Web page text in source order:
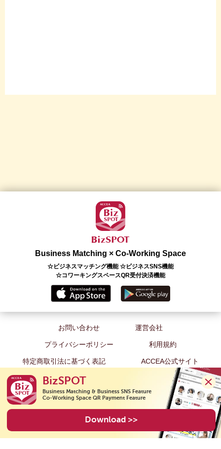
Business Matching × Co-Working Space
☆ビジネスマッチング機能 ☆ビジネスSNS機能
☆コワーキングスペースQR受付決済機能
お問い合わせ 運営会社
プライバシーポリシー 利用規約
特定商取引法に基づく表記 ACCEA公式サイト
Copyright(C) 2020 ACCEA Co., Ltd. All Rights Reserved.
BizSPOT
Business Matching & Business SNS Feature
Co-Working Space QR Payment Feature
Download >>